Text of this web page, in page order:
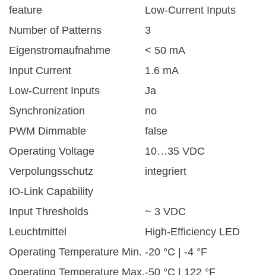
feature
Low-Current Inputs
Number of Patterns
3
Eigenstromaufnahme
< 50 mA
Input Current
1.6 mA
Low-Current Inputs
Ja
Synchronization
no
PWM Dimmable
false
Operating Voltage
10…35 VDC
Verpolungsschutz
integriert
IO-Link Capability
Input Thresholds
~ 3 VDC
Leuchtmittel
High-Efficiency LED
Operating Temperature Min. -20 °C | -4 °F
Operating Temperature Max.-50 °C | 122 °F